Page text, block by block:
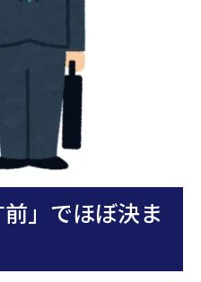
」でほぼ決ま